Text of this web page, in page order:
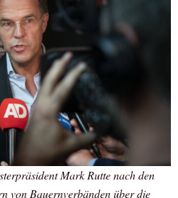
Mark Rutte nach den
von Bauernverbänden über die